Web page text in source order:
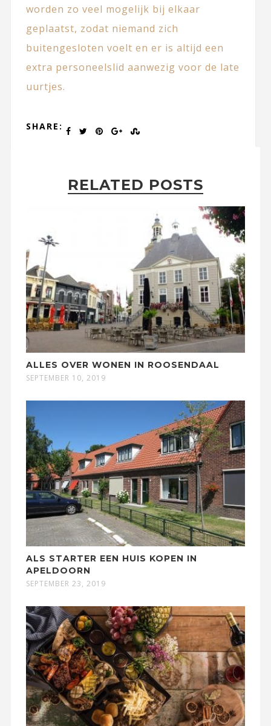
worden zo veel mogelijk bij elkaar
geplaatst, zodat niemand zich
buitengesloten voelt en er is altijd een
extra personeelslid aanwezig voor de late
uurtjes.
SHARE:
RELATED POSTS
ALLES OVER WONEN IN ROOSENDAAL
SEPTEMBER 10, 2019
ALS STARTER EEN HUIS KOPEN IN
APELDOORN
SEPTEMBER 23, 2019